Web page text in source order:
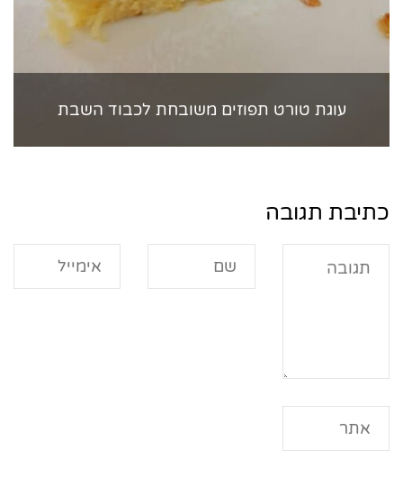
עוגת טורט תפוזים משובחת לכבוד השבת
כתיבת תגובה